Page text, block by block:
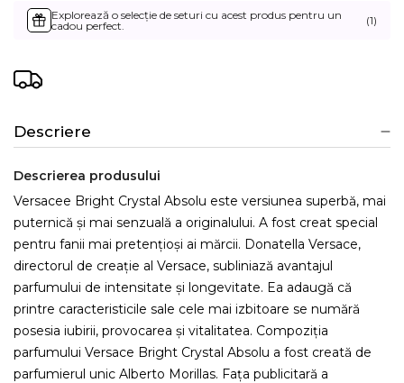
Explorează o selecție de seturi cu acest produs pentru un
cadou perfect.
(1)
Descriere
Descrierea produsului
Versacee Bright Crystal Absolu este versiunea superbă, mai
puternică și mai senzuală a originalului. A fost creat special
pentru fanii mai pretențioși ai mărcii. Donatella Versace,
directorul de creație al Versace, subliniază avantajul
parfumului de intensitate și longevitate. Ea adaugă că
printre caracteristicile sale cele mai izbitoare se numără
posesia iubirii, provocarea și vitalitatea. Compoziția
parfumului Versace Bright Crystal Absolu a fost creată de
parfumierul unic Alberto Morillas. Fața publicitară a